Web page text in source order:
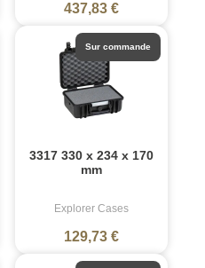
437,83 €
3317 330 x 234 x 170
mm
Explorer Cases
129,73 €
Sur commande